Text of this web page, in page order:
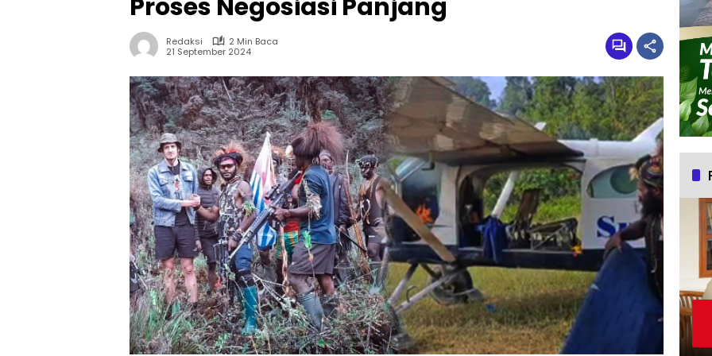
Proses Negosiasi Panjang
Redaksi
2 Min Baca
21 September 2024